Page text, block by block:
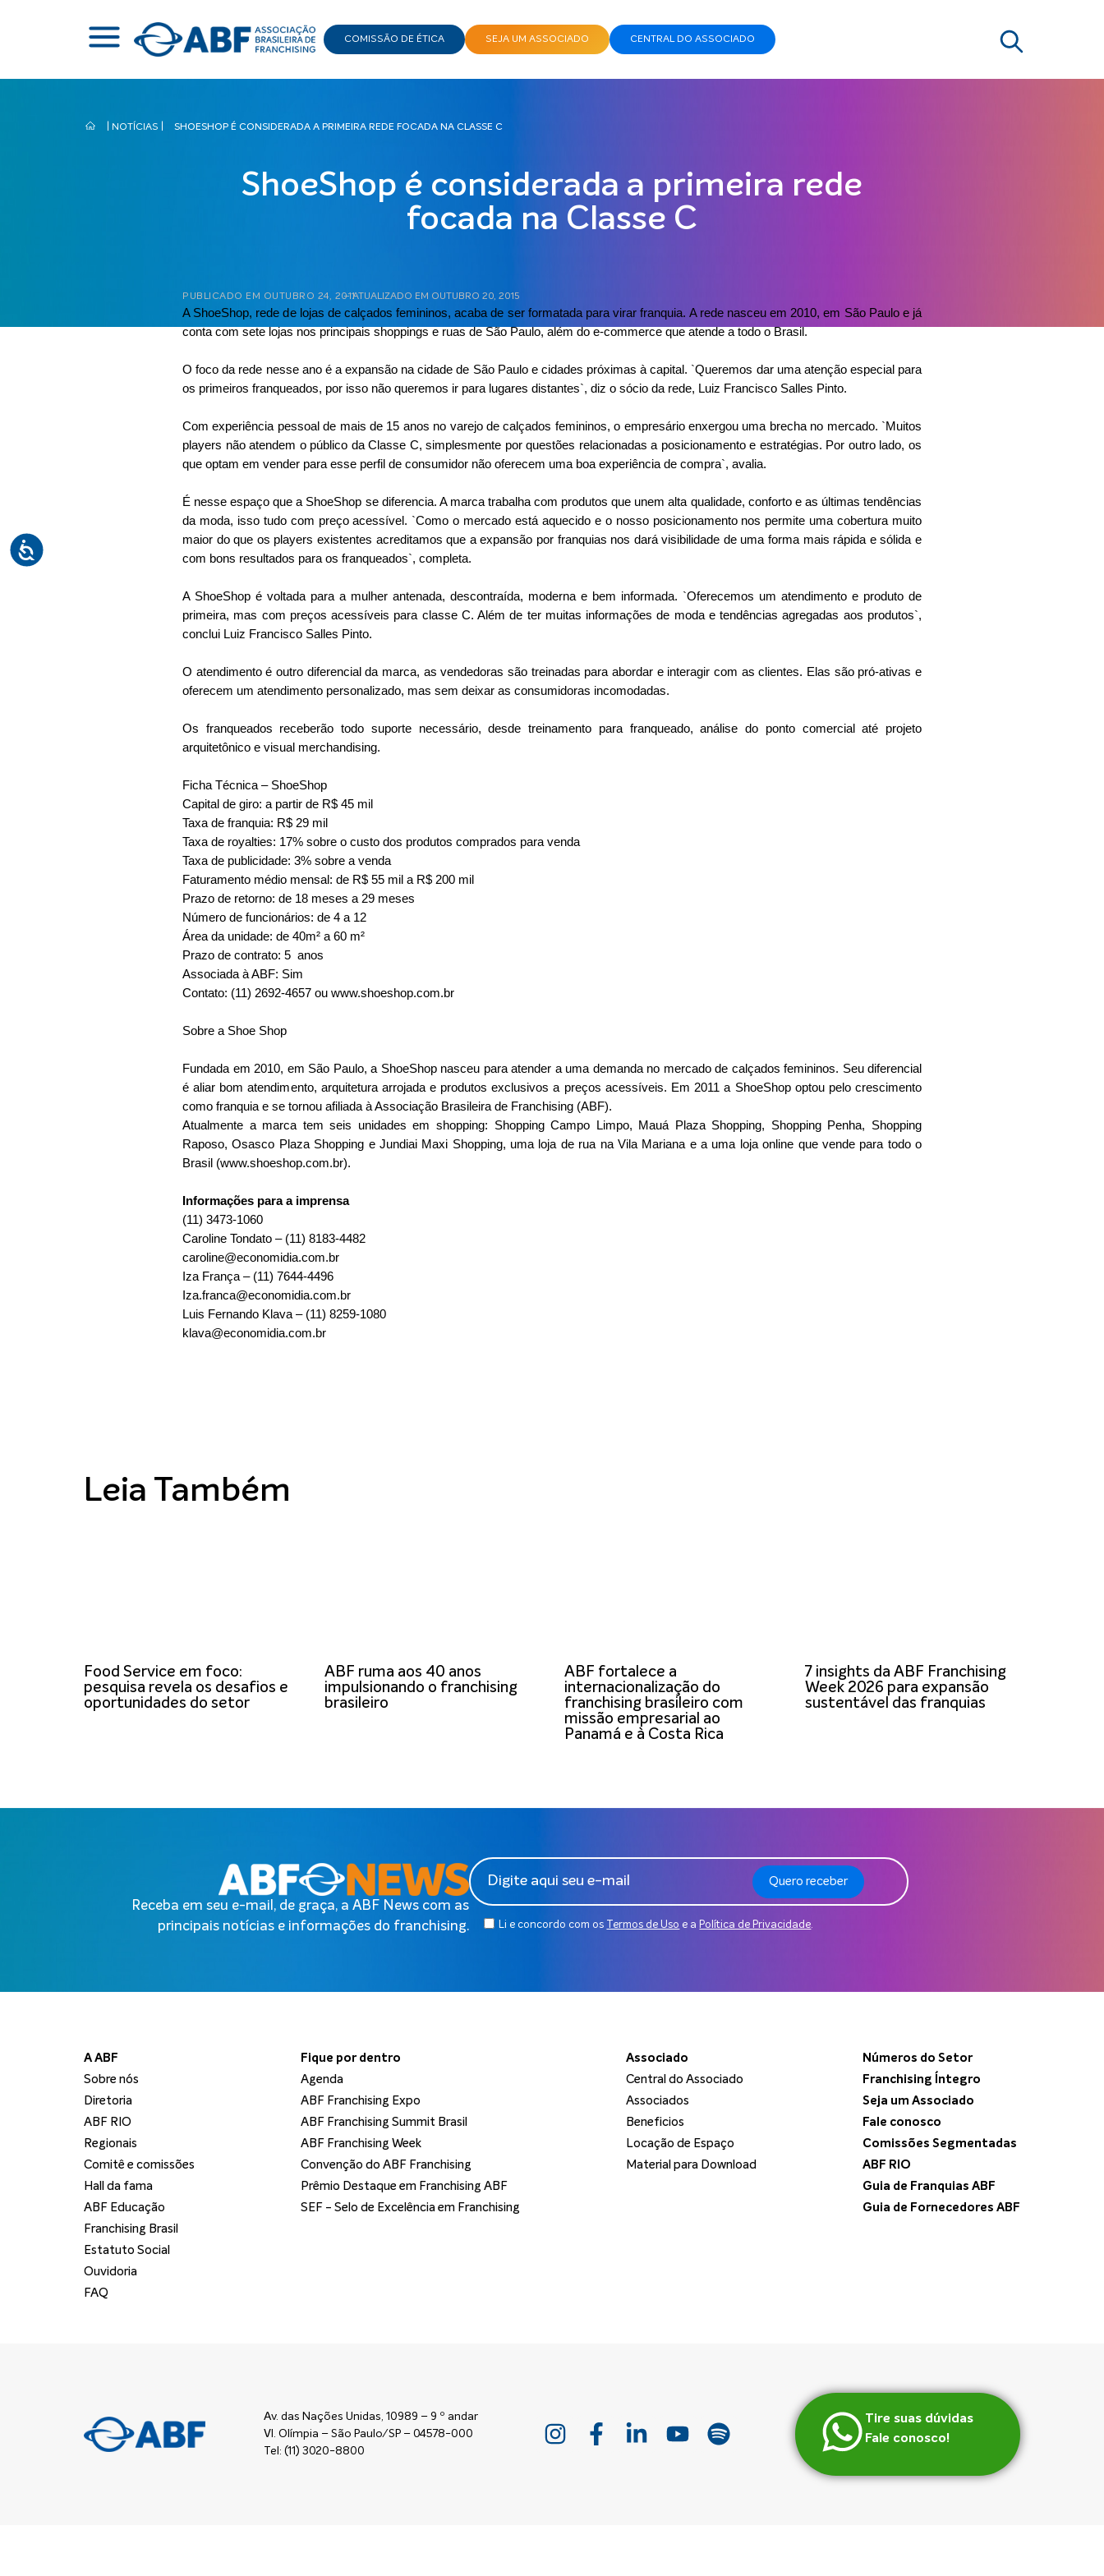
COMISSÃO DE ÉTICA SEJA UM ASSOCIADO CENTRAL DO ASSOCIADO
NOTÍCIAS SHOESHOP É CONSIDERADA A PRIMEIRA REDE FOCADA NA CLASSE C
ShoeShop é considerada a primeira rede
focada na Classe C
PUBLICADO EM OUTUBRO 24, 2011– ATUALIZADO EM OUTUBRO 20, 2015
A ShoeShop, rede de lojas de calçados femininos, acaba de ser formatada para virar franquia. A rede nasceu em 2010, em São Paulo e já
conta com sete lojas nos principais shoppings e ruas de São Paulo, além do e-commerce que atende a todo o Brasil.
O foco da rede nesse ano é a expansão na cidade de São Paulo e cidades próximas à capital. `Queremos dar uma atenção especial para
os primeiros franqueados, por isso não queremos ir para lugares distantes`, diz o sócio da rede, Luiz Francisco Salles Pinto.
Com experiência pessoal de mais de 15 anos no varejo de calçados femininos, o empresário enxergou uma brecha no mercado. `Muitos
players não atendem o público da Classe C, simplesmente por questões relacionadas a posicionamento e estratégias. Por outro lado, os
que optam em vender para esse perfil de consumidor não oferecem uma boa experiência de compra`, avalia.
É nesse espaço que a ShoeShop se diferencia. A marca trabalha com produtos que unem alta qualidade, conforto e as últimas tendências
da moda, isso tudo com preço acessível. `Como o mercado está aquecido e o nosso posicionamento nos permite uma cobertura muito
maior do que os players existentes acreditamos que a expansão por franquias nos dará visibilidade de uma forma mais rápida e sólida e
com bons resultados para os franqueados`, completa.
A ShoeShop é voltada para a mulher antenada, descontraída, moderna e bem informada. `Oferecemos um atendimento e produto de
primeira, mas com preços acessíveis para classe C. Além de ter muitas informações de moda e tendências agregadas aos produtos`,
conclui Luiz Francisco Salles Pinto.
O atendimento é outro diferencial da marca, as vendedoras são treinadas para abordar e interagir com as clientes. Elas são pró-ativas e
oferecem um atendimento personalizado, mas sem deixar as consumidoras incomodadas.
Os franqueados receberão todo suporte necessário, desde treinamento para franqueado, análise do ponto comercial até projeto
arquitetônico e visual merchandising.
Ficha Técnica – ShoeShop
Capital de giro: a partir de R$ 45 mil
Taxa de franquia: R$ 29 mil
Taxa de royalties: 17% sobre o custo dos produtos comprados para venda
Taxa de publicidade: 3% sobre a venda
Faturamento médio mensal: de R$ 55 mil a R$ 200 mil
Prazo de retorno: de 18 meses a 29 meses
Número de funcionários: de 4 a 12
Área da unidade: de 40m² a 60 m²
Prazo de contrato: 5 anos
Associada à ABF: Sim
Contato: (11) 2692-4657 ou www.shoeshop.com.br
Sobre a Shoe Shop
Fundada em 2010, em São Paulo, a ShoeShop nasceu para atender a uma demanda no mercado de calçados femininos. Seu diferencial
é aliar bom atendimento, arquitetura arrojada e produtos exclusivos a preços acessíveis. Em 2011 a ShoeShop optou pelo crescimento
como franquia e se tornou afiliada à Associação Brasileira de Franchising (ABF).
Atualmente a marca tem seis unidades em shopping: Shopping Campo Limpo, Mauá Plaza Shopping, Shopping Penha, Shopping
Raposo, Osasco Plaza Shopping e Jundiai Maxi Shopping, uma loja de rua na Vila Mariana e a uma loja online que vende para todo o
Brasil (www.shoeshop.com.br).
Informações para a imprensa
(11) 3473-1060
Caroline Tondato – (11) 8183-4482
caroline@economidia.com.br
Iza França – (11) 7644-4496
Iza.franca@economidia.com.br
Luis Fernando Klava – (11) 8259-1080
klava@economidia.com.br
Leia Também
Food Service em foco:
pesquisa revela os desafios e
oportunidades do setor
ABF ruma aos 40 anos
impulsionando o franchising
brasileiro
ABF fortalece a
internacionalização do
franchising brasileiro com
missão empresarial ao
Panamá e à Costa Rica
7 insights da ABF Franchising
Week 2026 para expansão
sustentável das franquias
Receba em seu e-mail, de graça, a ABF News com as
principais notícias e informações do franchising.
Li e concordo com os Termos de Uso e a Política de Privacidade.
Quero receber
A ABF
Sobre nós
Diretoria
ABF RIO
Regionais
Comitê e comissões
Hall da fama
ABF Educação
Franchising Brasil
Estatuto Social
Ouvidoria
FAQ
Fique por dentro
Agenda
ABF Franchising Expo
ABF Franchising Summit Brasil
ABF Franchising Week
Convenção do ABF Franchising
Prêmio Destaque em Franchising ABF
SEF - Selo de Excelência em Franchising
Associado
Central do Associado
Associados
Beneficios
Locação de Espaço
Material para Download
Números do Setor
Franchising Íntegro
Seja um Associado
Fale conosco
Comissões Segmentadas
ABF RIO
Guia de Franquias ABF
Guia de Fornecedores ABF
Av. das Nações Unidas, 10989 – 9 º andar
Vl. Olímpia – São Paulo/SP – 04578-000
Tel: (11) 3020-8800
Tire suas dúvidas
Fale conosco!